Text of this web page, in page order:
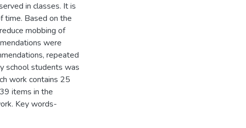
in classes. It is
time. Based on the
mobbing of
were
repeated
school students was
work contains 25
items in the
Key words-